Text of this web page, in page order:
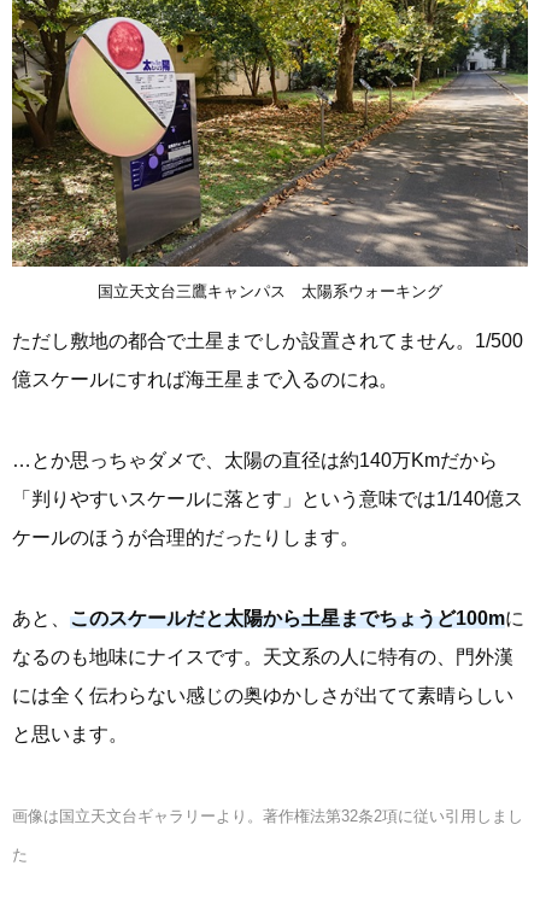
国立天文台三鷹キャンパス 太陽系ウォーキング
ただし敷地の都合で土星までしか設置されてません。1/500
億スケールにすれば海王星まで入るのにね。
…とか思っちゃダメで、太陽の直径は約140万Kmだから
「判りやすいスケールに落とす」という意味では1/140億ス
ケールのほうが合理的だったりします。
あと、 このスケールだと太陽から土星までちょうど100mに
なるのも地味にナイスです。天文系の人に特有の、門外漢
には全く伝わらない感じの奥ゆかしさが出てて素晴らしい
と思います。
画像は国立天文台ギャラリーより。著作権法第32条2項に従い引用しまし
た